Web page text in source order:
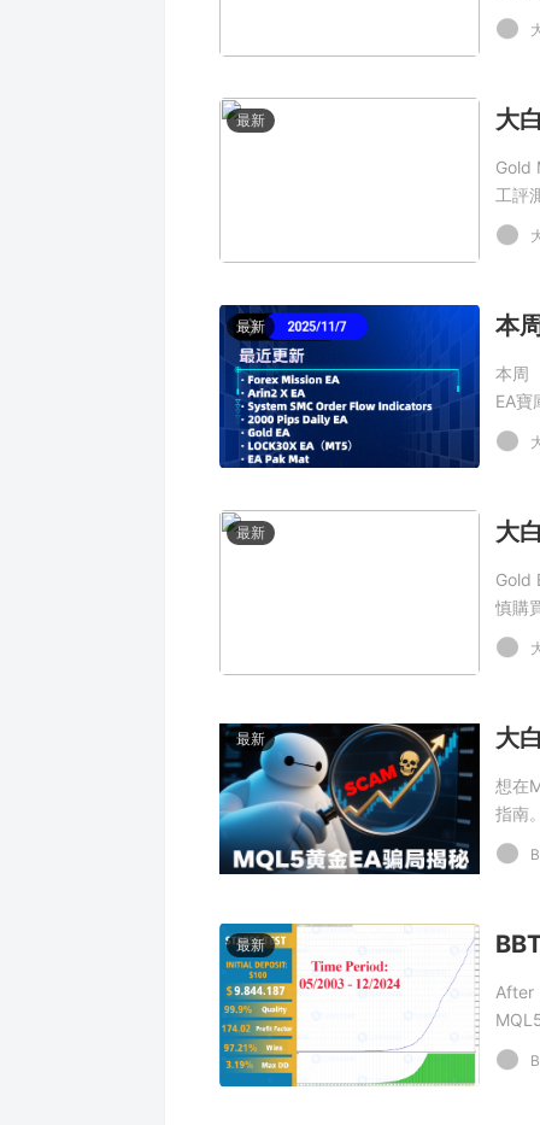
最新
Gold
工評
最新 本
本周
EA寶
最新
Gold
慎購
最新 大
想在
指南
應直
最新